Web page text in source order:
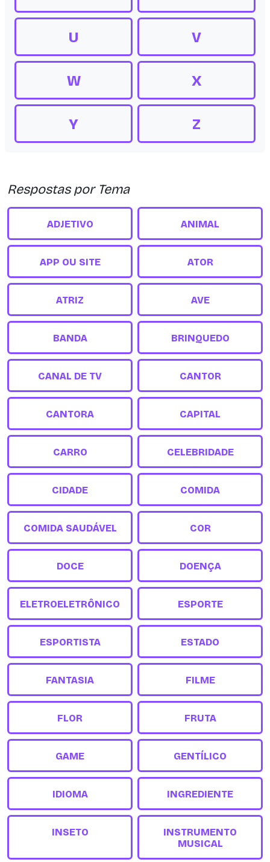
U V
W X
Y Z
Respostas por Tema
ADJETIVO ANIMAL
APP OU SITE ATOR
ATRIZ AVE
BANDA BRINQUEDO
CANAL DE TV CANTOR
CANTORA CAPITAL
CARRO CELEBRIDADE
CIDADE COMIDA
COMIDA SAUDÁVEL COR
DOCE DOENÇA
ELETROELETRÔNICO ESPORTE
ESPORTISTA ESTADO
FANTASIA FILME
FLOR FRUTA
GAME GENTÍLICO
IDIOMA INGREDIENTE
INSETO
INSTRUMENTO
MUSICAL